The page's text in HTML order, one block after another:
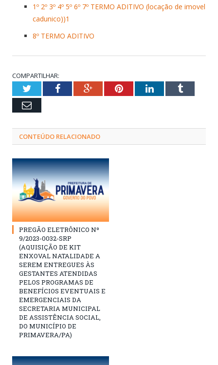
1º 2º 3º 4º 5º 6º 7º TERMO ADITIVO (locação de imovel
cadunico))1
8º TERMO ADITIVO
COMPARTILHAR:
TwitterFacebookGoogle+PinterestLinkedInTumblr
Email
CONTEÚDO RELACIONADO
PREGÃO ELETRÔNICO Nº
9/2023-0032-SRP
(AQUISIÇÃO DE KIT
ENXOVAL NATALIDADE A
SEREM ENTREGUES ÀS
GESTANTES ATENDIDAS
PELOS PROGRAMAS DE
BENEFÍCIOS EVENTUAIS E
EMERGENCIAIS DA
SECRETARIA MUNICIPAL
DE ASSISTÊNCIA SOCIAL,
DO MUNICÍPIO DE
PRIMAVERA/PA)